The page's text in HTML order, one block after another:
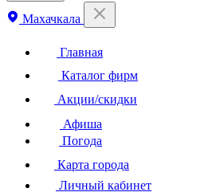
Махачкала
Главная
Каталог фирм
Акции/скидки
Афиша
Погода
Карта города
Личный кабинет